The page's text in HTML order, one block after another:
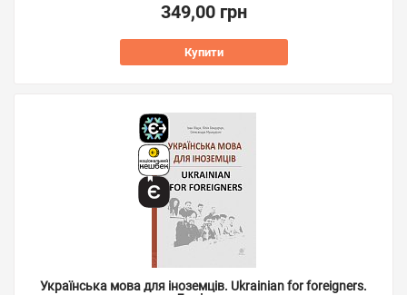
349,00 грн
Купити
Українська мова для іноземців. Ukrainian for foreigners.